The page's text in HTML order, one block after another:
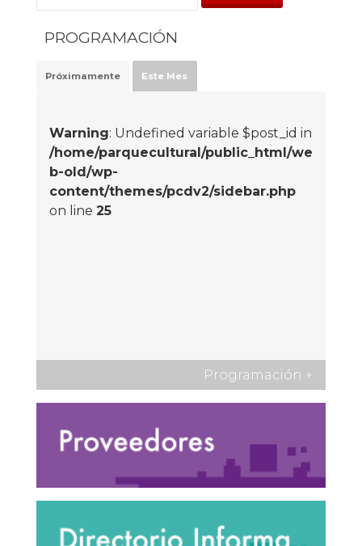
PROGRAMACIÓN
Próximamente Este Mes
Warning: Undefined variable $post_id in
/home/parquecultural/public_html/we
b-old/wp-
content/themes/pcdv2/sidebar.php
on line 25
Programación +